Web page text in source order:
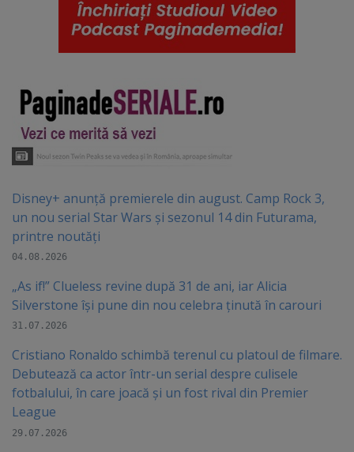
Disney+ anunță premierele din august. Camp Rock 3,
un nou serial Star Wars și sezonul 14 din Futurama,
printre noutăți
04.08.2026
„As if!” Clueless revine după 31 de ani, iar Alicia
Silverstone își pune din nou celebra ținută în carouri
31.07.2026
Cristiano Ronaldo schimbă terenul cu platoul de filmare.
Debutează ca actor într-un serial despre culisele
fotbalului, în care joacă şi un fost rival din Premier
League
29.07.2026